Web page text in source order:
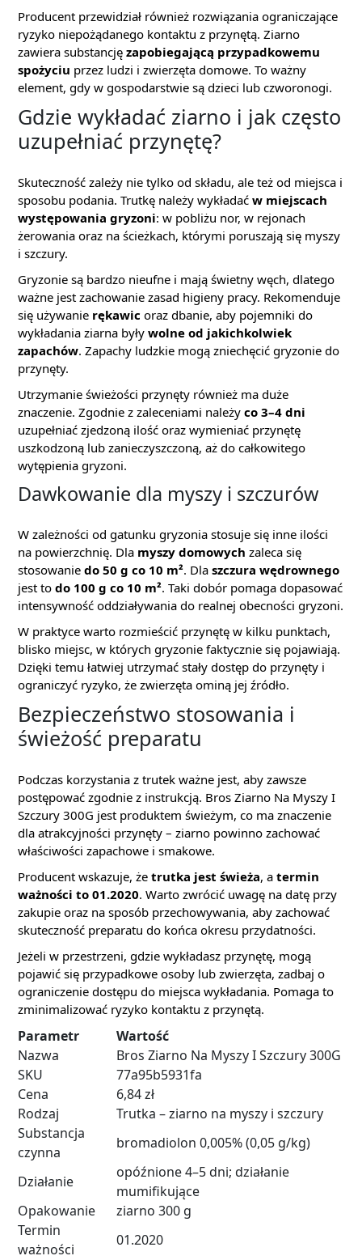
Producent przewidział również rozwiązania ograniczające
ryzyko niepożądanego kontaktu z przynętą. Ziarno
zawiera substancję zapobiegającą przypadkowemu
spożyciu przez ludzi i zwierzęta domowe. To ważny
element, gdy w gospodarstwie są dzieci lub czworonogi.
Gdzie wykładać ziarno i jak często
uzupełniać przynętę?
Skuteczność zależy nie tylko od składu, ale też od miejsca i
sposobu podania. Trutkę należy wykładać w miejscach
występowania gryzoni: w pobliżu nor, w rejonach
żerowania oraz na ścieżkach, którymi poruszają się myszy
i szczury.
Gryzonie są bardzo nieufne i mają świetny węch, dlatego
ważne jest zachowanie zasad higieny pracy. Rekomenduje
się używanie rękawic oraz dbanie, aby pojemniki do
wykładania ziarna były wolne od jakichkolwiek
zapachów. Zapachy ludzkie mogą zniechęcić gryzonie do
przynęty.
Utrzymanie świeżości przynęty również ma duże
znaczenie. Zgodnie z zaleceniami należy co 3–4 dni
uzupełniać zjedzoną ilość oraz wymieniać przynętę
uszkodzoną lub zanieczyszczoną, aż do całkowitego
wytępienia gryzoni.
Dawkowanie dla myszy i szczurów
W zależności od gatunku gryzonia stosuje się inne ilości
na powierzchnię. Dla myszy domowych zaleca się
stosowanie do 50 g co 10 m². Dla szczura wędrownego
jest to do 100 g co 10 m². Taki dobór pomaga dopasować
intensywność oddziaływania do realnej obecności gryzoni.
W praktyce warto rozmieścić przynętę w kilku punktach,
blisko miejsc, w których gryzonie faktycznie się pojawiają.
Dzięki temu łatwiej utrzymać stały dostęp do przynęty i
ograniczyć ryzyko, że zwierzęta ominą jej źródło.
Bezpieczeństwo stosowania i
świeżość preparatu
Podczas korzystania z trutek ważne jest, aby zawsze
postępować zgodnie z instrukcją. Bros Ziarno Na Myszy I
Szczury 300G jest produktem świeżym, co ma znaczenie
dla atrakcyjności przynęty – ziarno powinno zachować
właściwości zapachowe i smakowe.
Producent wskazuje, że trutka jest świeża, a termin
ważności to 01.2020. Warto zwrócić uwagę na datę przy
zakupie oraz na sposób przechowywania, aby zachować
skuteczność preparatu do końca okresu przydatności.
Jeżeli w przestrzeni, gdzie wykładasz przynętę, mogą
pojawić się przypadkowe osoby lub zwierzęta, zadbaj o
ograniczenie dostępu do miejsca wykładania. Pomaga to
zminimalizować ryzyko kontaktu z przynętą.
Parametr
Wartość
Nazwa
Bros Ziarno Na Myszy I Szczury 300G
SKU
77a95b5931fa
Cena
6,84 zł
Rodzaj
Trutka – ziarno na myszy i szczury
Substancja
czynna
bromadiolon 0,005% (0,05 g/kg)
Działanie
opóźnione 4–5 dni; działanie
mumifikujące
Opakowanie
ziarno 300 g
Termin
ważności
01.2020